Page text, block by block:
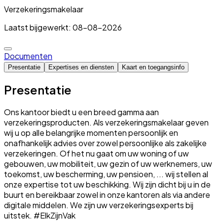
Verzekeringsmakelaar
Laatst bijgewerkt: 08-08-2026
Documenten
Presentatie Expertises en diensten Kaart en toegangsinfo
Presentatie
Ons kantoor biedt u een breed gamma aan
verzekeringsproducten. Als verzekeringsmakelaar geven
wij u op alle belangrijke momenten persoonlijk en
onafhankelijk advies over zowel persoonlijke als zakelijke
verzekeringen. Of het nu gaat om uw woning of uw
gebouwen, uw mobiliteit, uw gezin of uw werknemers, uw
toekomst, uw bescherming, uw pensioen, ... wij stellen al
onze expertise tot uw beschikking. Wij zijn dicht bij u in de
buurt en bereikbaar zowel in onze kantoren als via andere
digitale middelen. We zijn uw verzekeringsexperts bij
uitstek. #ElkZijnVak